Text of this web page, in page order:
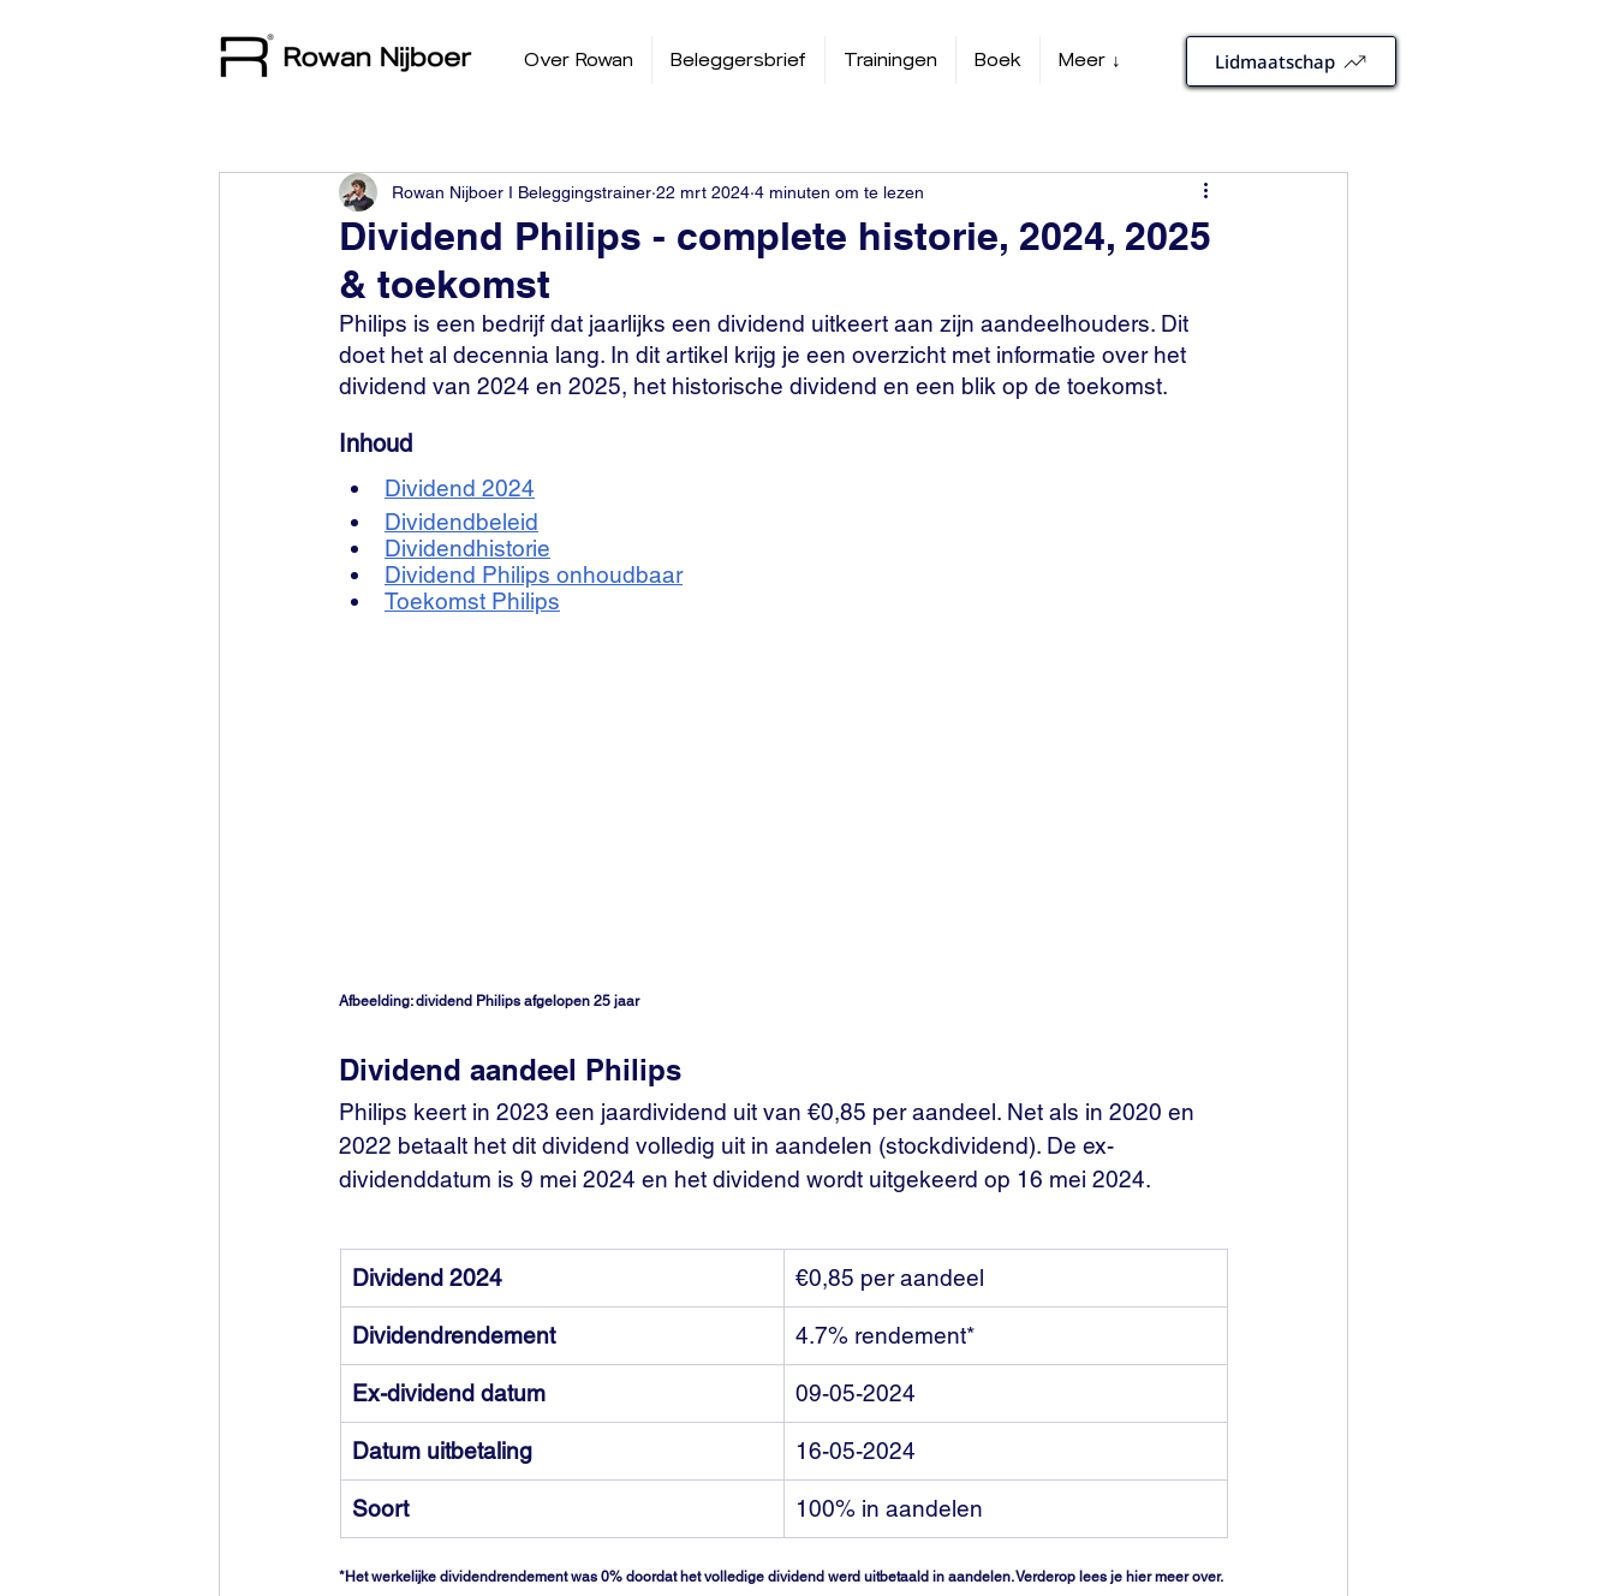
Over Rowan Beleggersbrief Trainingen Boek Meer ↓ Lidmaatschap
Dividend Philips - complete historie, 2024, 2025
& toekomst
Rowan Nijboer I Beleggingstrainer 22 mrt 2024 4 minuten om te lezen
Philips is een bedrijf dat jaarlijks een dividend uitkeert aan zijn aandeelhouders. Dit
doet het al decennia lang. In dit artikel krijg je een overzicht met informatie over het
dividend van 2024 en 2025, het historische dividend en een blik op de toekomst.
Inhoud
Dividend 2024
Dividendbeleid
Dividendhistorie
Dividend Philips onhoudbaar
Toekomst Philips
Afbeelding: dividend Philips afgelopen 25 jaar
Dividend aandeel Philips
Philips keert in 2023 een jaardividend uit van €0,85 per aandeel. Net als in 2020 en
2022 betaalt het dit dividend volledig uit in aandelen (stockdividend). De ex-
dividenddatum is 9 mei 2024 en het dividend wordt uitgekeerd op 16 mei 2024.
Dividend 2024 €0,85 per aandeel
Dividendrendement 4.7% rendement*
Ex-dividend datum 09-05-2024
Datum uitbetaling 16-05-2024
Soort 100% in aandelen
*Het werkelijke dividendrendement was 0% doordat het volledige dividend werd uitbetaald in aandelen. Verderop lees je hier meer over.